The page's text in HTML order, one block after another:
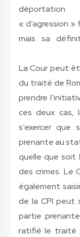
« d’agression
mais sa
La Cour peut
du traité de
prendre
ces deux cas,
s’exercer
prenante au
quelle que soit
des crimes. Le
également
de la CPI peut
partie
ratifié le traité